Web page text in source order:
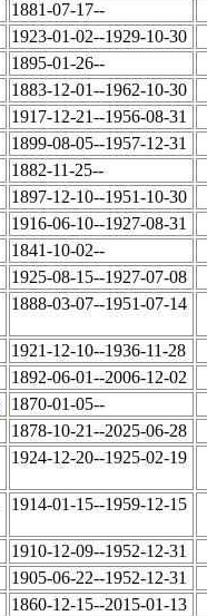
1881-07-17--
1923-01-02--1929-10-30
1895-01-26--
1883-12-01--1962-10-30
1917-12-21--1956-08-31
1899-08-05--1957-12-31
1882-11-25--
1897-12-10--1951-10-30
1916-06-10--1927-08-31
1841-10-02--
1925-08-15--1927-07-08
1888-03-07--1951-07-14
1921-12-10--1936-11-28
1892-06-01--2006-12-02
1870-01-05--
1878-10-21--2025-06-28
1924-12-20--1925-02-19
1914-01-15--1959-12-15
1910-12-09--1952-12-31
1905-06-22--1952-12-31
1860-12-15--2015-01-13